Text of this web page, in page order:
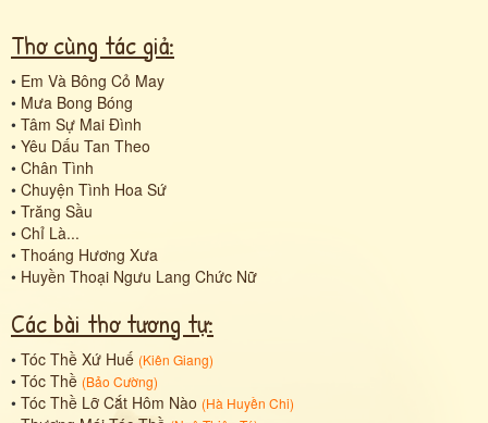
Thơ cùng tác giả:
• Em Và Bông Cỏ May
• Mưa Bong Bóng
• Tâm Sự Mai Đình
• Yêu Dấu Tan Theo
• Chân Tình
• Chuyện Tình Hoa Sứ
• Trăng Sầu
• Chỉ Là...
• Thoáng Hương Xưa
• Huyền Thoại Ngưu Lang Chức Nữ
Các bài thơ tương tự:
• Tóc Thề Xứ Huế (Kiên Giang)
• Tóc Thề (Bảo Cường)
• Tóc Thề Lỡ Cắt Hôm Nào (Hà Huyền Chi)